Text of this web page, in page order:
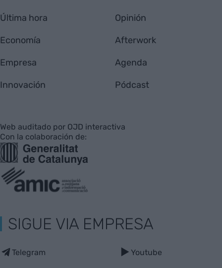
Última hora
Economía
Empresa
Innovación
Opinión
Afterwork
Agenda
Pódcast
Web auditado por OJD interactiva
Con la colaboración de:
SIGUE VIA EMPRESA
Telegram Youtube